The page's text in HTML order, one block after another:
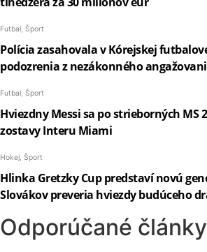
Odporúčané články